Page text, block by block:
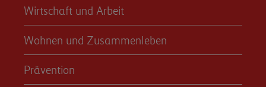
Wirtschaft und Arbeit
Wohnen und Zusammenleben
Prävention